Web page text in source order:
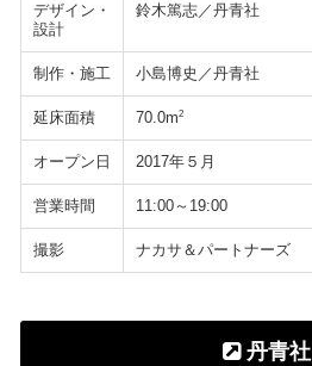
デザイン・
設計
鈴木篤志／丹青社
制作・施工 小島博史／丹青社
延床面積 70.0m2
オープン日 2017年５月
営業時間 11:00～19:00
撮影 ナカサ＆パートナーズ
丹青社